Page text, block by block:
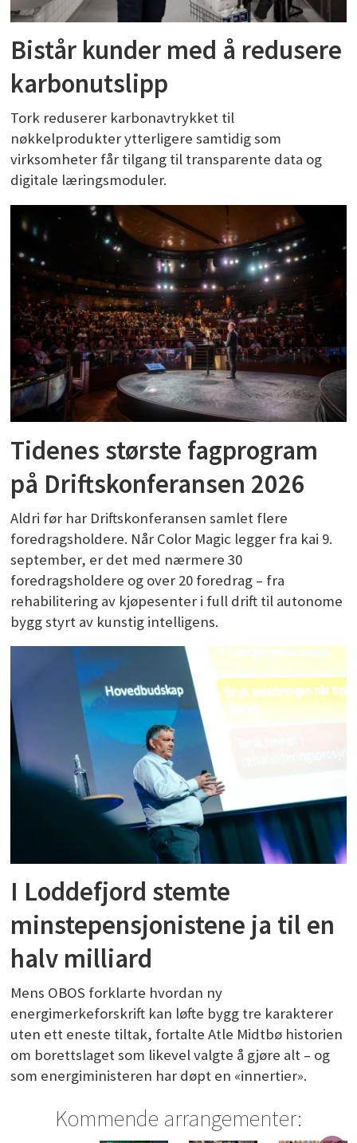
Bistår kunder med å redusere
karbonutslipp
Tork reduserer karbonavtrykket til
nøkkelprodukter ytterligere samtidig som
virksomheter får tilgang til transparente data og
digitale læringsmoduler.
Tidenes største fagprogram
på Driftskonferansen 2026
Aldri før har Driftskonferansen samlet flere
foredragsholdere. Når Color Magic legger fra kai 9.
september, er det med nærmere 30
foredragsholdere og over 20 foredrag – fra
rehabilitering av kjøpesenter i full drift til autonome
bygg styrt av kunstig intelligens.
I Loddefjord stemte
minstepensjonistene ja til en
halv milliard
Mens OBOS forklarte hvordan ny
energimerkeforskrift kan løfte bygg tre karakterer
uten ett eneste tiltak, fortalte Atle Midtbø historien
om borettslaget som likevel valgte å gjøre alt – og
som energiministeren har døpt en «innertier».
Kommende arrangementer: